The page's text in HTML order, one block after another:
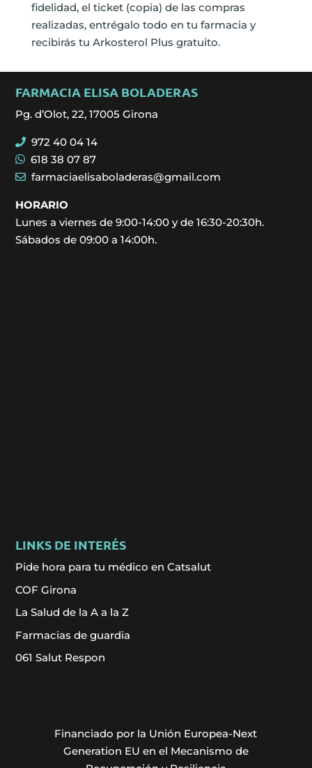
fidelidad, el ticket (copia) de las compras
realizadas, entrégalo todo en tu farmacia y
recibirás tu Arkosterol Plus gratuito.
FARMACIA ELISA BOLADERAS
Pg. d’Olot, 22, 17005 Girona
972 40 04 14
618 38 07 87
farmaciaelisaboladeras@gmail.com
HORARIO
Lunes a viernes de 9:00-14:00 y de 16:30-20:30h.
Sábados de 09:00 a 14:00h.
LINKS DE INTERÉS
Pide hora para tu médico en Catsalut
COF Girona
La Salud de la A a la Z
Farmacias de guardia
061 Salut Respon
Financiado por la Unión Europea-Next
Generation EU en el Mecanismo de